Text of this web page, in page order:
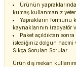
Ürünün
kumaş kullanmanız
Yaprakların formunu
kaynaklarının (radyatör
Paket açıldıktan
istediğiniz dolgun hacmi
Sıkça Sorulan Sorular
Ürün dış mekan